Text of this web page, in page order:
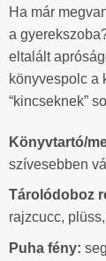
Ha már
a
eltalált
könyvespolc a
“kincseknek”
Könyvtartó/
szívesebben
Tárolódoboz
rajzcucc,
Puha fény: